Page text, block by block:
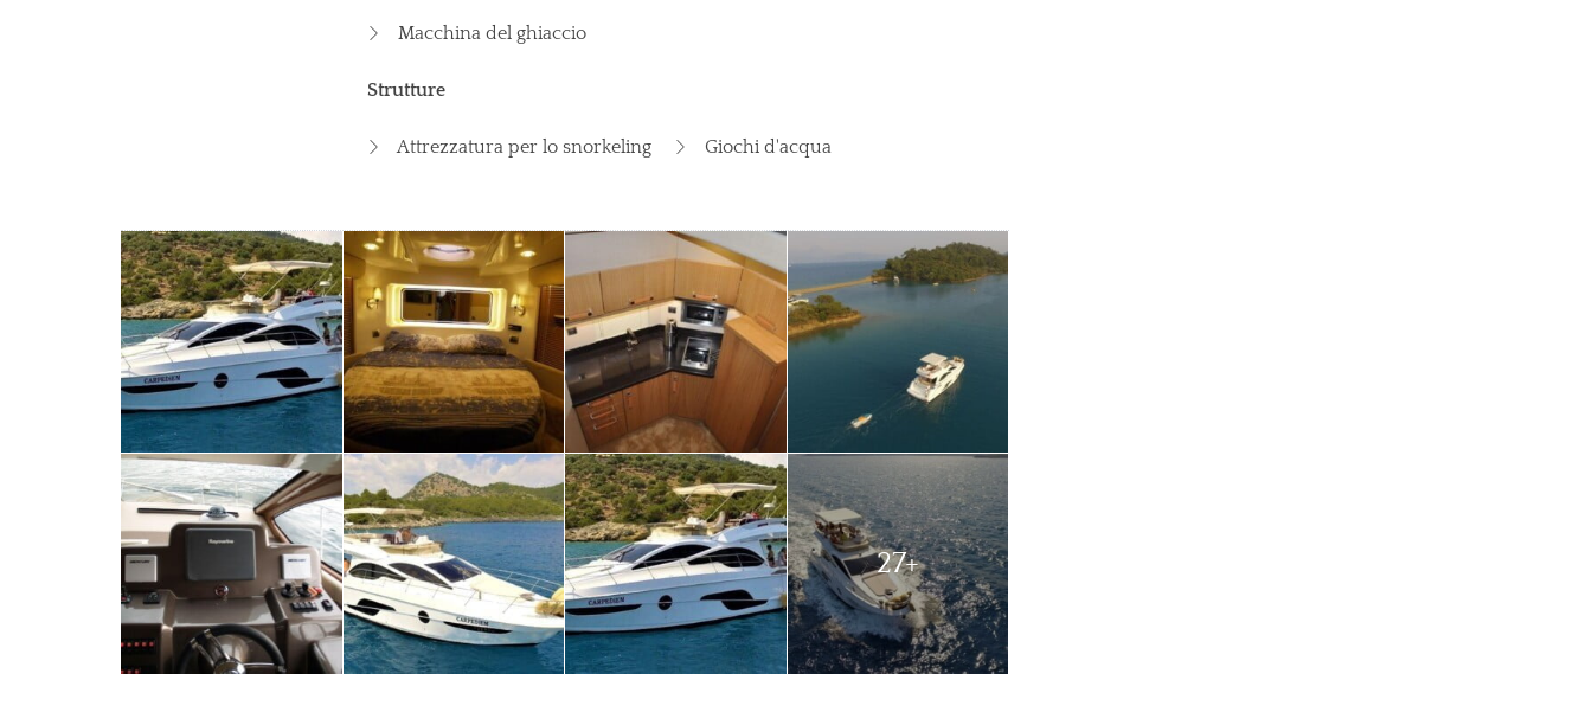
Macchina del ghiaccio
Strutture
Attrezzatura per lo snorkeling Giochi d'acqua
27+